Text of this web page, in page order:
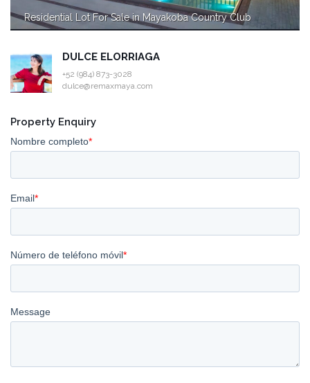
Residential Lot For Sale in Mayakoba Country Club
DULCE ELORRIAGA
+52 (984) 873-3028
dulce@remaxmaya.com
Property Enquiry